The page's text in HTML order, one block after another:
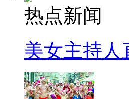
热点新闻
美女主持人